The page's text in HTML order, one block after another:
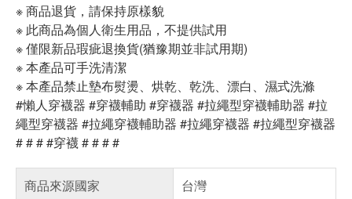
※ 商品退貨，請保持原樣貌
※ 此商品為個人衛生用品，不提供試用
※ 僅限新品瑕疵退換貨(猶豫期並非試用期)
※ 本產品可手洗清潔
※ 本產品禁止墊布熨燙、烘乾、乾洗、漂白、濕式洗滌
#懶人穿襪器 #穿襪輔助 #穿襪器 #拉繩型穿襪輔助器 #拉
繩型穿襪器 #拉繩穿襪輔助器 #拉繩穿襪器 #拉繩型穿襪器
# # # #穿襪 # # # #
商品來源國家
台灣